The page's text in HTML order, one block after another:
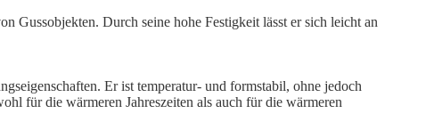
Gussobjekten. Durch seine hohe Festigkeit lässt er sich leicht an
Er ist temperatur- und formstabil, ohne jedoch
für die wärmeren Jahreszeiten als auch für die wärmeren